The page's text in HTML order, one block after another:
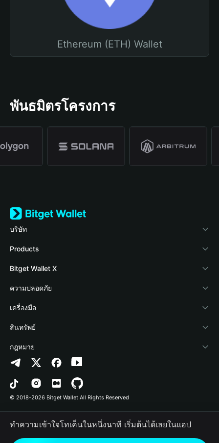
Ethereum (ETH) Wallet
พันธมิตรโครงการ
บริษัท
เกี่ยวกับ Bitget Wallet
Blog
Academy
ข่าวสารด้านคริปโต
ศูนย์ช่วยเหลือ
ติดต่อเรา
ทรัพยากรข้อมูลของแบรนด์
อาชีพ
Products
Crypto Card
Stablecoin Earn
Payfi Crypto
Crypto Swap API
Altcoin Season Index
Prediction Markets
DApp
RWA
Bitget Wallet X
นักพัฒนา
เชื่อมต่อ Wallet
Bitget Wallet Pay
ลิสต์โปรเจกต์
ความปลอดภัย
Protection Fund
เทคโนโลยีความปลอดภัย
เครื่องมือ
ซื้อคริปโต
การตรวจจับการอนุญาต
การตรวจจับสัญญา
การโอนเป็นชุด
สินทรัพย์
Arbitrum
Avalanche
Bitcoin
Polygon
กฎหมาย
นโยบายความเป็นส่วนตัว
ข้อตกลงในการใช้บริการ
© 2018-2026 Bitget Wallet All Rights Reserved
ทำความเข้าใจโทเค็นในหนึ่งนาที เริ่มต้นได้เลยในแอป